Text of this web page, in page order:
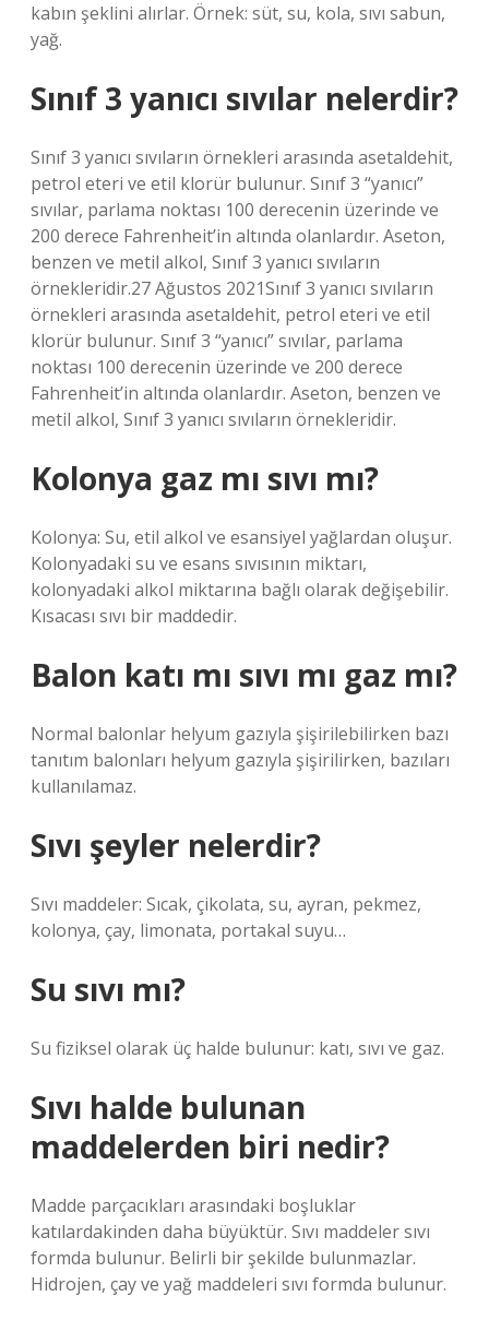
kabın şeklini alırlar. Örnek: süt, su, kola, sıvı sabun,
yağ.
Sınıf 3 yanıcı sıvılar nelerdir?
Sınıf 3 yanıcı sıvıların örnekleri arasında asetaldehit,
petrol eteri ve etil klorür bulunur. Sınıf 3 “yanıcı”
sıvılar, parlama noktası 100 derecenin üzerinde ve
200 derece Fahrenheit’in altında olanlardır. Aseton,
benzen ve metil alkol, Sınıf 3 yanıcı sıvıların
örnekleridir.27 Ağustos 2021Sınıf 3 yanıcı sıvıların
örnekleri arasında asetaldehit, petrol eteri ve etil
klorür bulunur. Sınıf 3 “yanıcı” sıvılar, parlama
noktası 100 derecenin üzerinde ve 200 derece
Fahrenheit’in altında olanlardır. Aseton, benzen ve
metil alkol, Sınıf 3 yanıcı sıvıların örnekleridir.
Kolonya gaz mı sıvı mı?
Kolonya: Su, etil alkol ve esansiyel yağlardan oluşur.
Kolonyadaki su ve esans sıvısının miktarı,
kolonyadaki alkol miktarına bağlı olarak değişebilir.
Kısacası sıvı bir maddedir.
Balon katı mı sıvı mı gaz mı?
Normal balonlar helyum gazıyla şişirilebilirken bazı
tanıtım balonları helyum gazıyla şişirilirken, bazıları
kullanılamaz.
Sıvı şeyler nelerdir?
Sıvı maddeler: Sıcak, çikolata, su, ayran, pekmez,
kolonya, çay, limonata, portakal suyu…
Su sıvı mı?
Su fiziksel olarak üç halde bulunur: katı, sıvı ve gaz.
Sıvı halde bulunan
maddelerden biri nedir?
Madde parçacıkları arasındaki boşluklar
katılardakinden daha büyüktür. Sıvı maddeler sıvı
formda bulunur. Belirli bir şekilde bulunmazlar.
Hidrojen, çay ve yağ maddeleri sıvı formda bulunur.